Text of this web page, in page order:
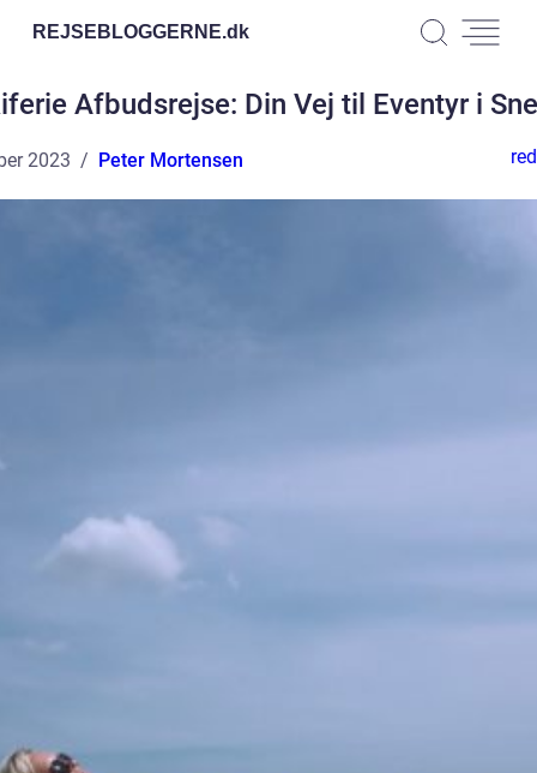
REJSEBLOGGERNE.dk
Afbudsrejse: Din Vej til Eventyr i
2023 Peter Mortensen